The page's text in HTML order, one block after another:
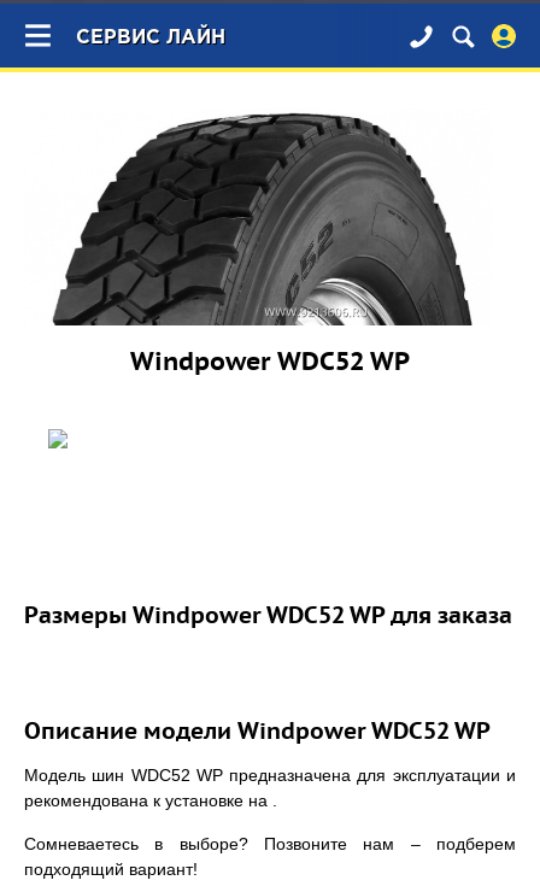
×
СЕРВИС ЛАЙН
Windpower WDC52 WP
Размеры Windpower WDC52 WP для заказа
Описание модели Windpower WDC52 WP
Модель шин WDC52 WP предназначена для эксплуатации и
рекомендована к установке на .
Сомневаетесь в выборе? Позвоните нам – подберем
подходящий вариант!